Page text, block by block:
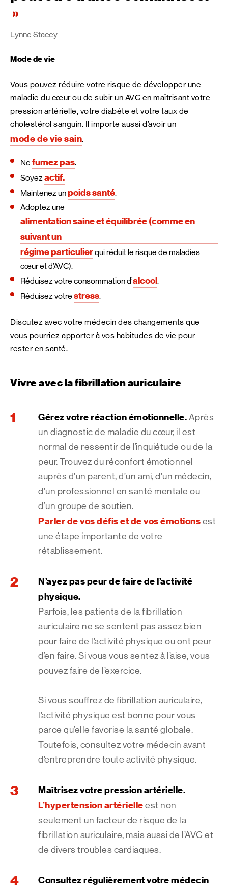
Lynne Stacey
Mode de vie
Vous pouvez réduire votre risque de développer une
maladie du cœur ou de subir un AVC en maîtrisant votre
pression artérielle, votre diabète et votre taux de
cholestérol sanguin. Il importe aussi d’avoir un
mode de vie sain.
Ne fumez pas.
Soyezactif.
Maintenez unpoids santé.
Adoptez une
alimentation saine et équilibrée (comme en
suivant un
régime particulierqui réduit le risque de maladies
cœur et d’AVC).
Réduisez votre consommation d’alcool.
Réduisez votre stress.
Discutez avec votre médecin des changements que
vous pourriez apporter à vos habitudes de vie pour
rester en santé.
Vivre avec la fibrillation auriculaire
Gérez votre réaction émotionnelle. Après
un diagnostic de maladie du cœur, il est
normal de ressentir de l’inquiétude ou de la
peur. Trouvez du réconfort émotionnel
auprès d’un parent, d’un ami, d’un médecin,
d’un professionnel en santé mentale ou
d’un groupe de soutien.
Parler de vos défis et de vos émotions est
une étape importante de votre
rétablissement.
N’ayez pas peur de faire de l’activité
physique.
Parfois, les patients de la fibrillation
auriculaire ne se sentent pas assez bien
pour faire de l’activité physique ou ont peur
d’en faire. Si vous vous sentez à l’aise, vous
pouvez faire de l’exercice.
Si vous souffrez de fibrillation auriculaire,
l’activité physique est bonne pour vous
parce qu’elle favorise la santé globale.
Toutefois, consultez votre médecin avant
d’entreprendre toute activité physique.
Maîtrisez votre pression artérielle.
L’hypertension artérielle est non
seulement un facteur de risque de la
fibrillation auriculaire, mais aussi de l’AVC et
de divers troubles cardiaques.
Consultez régulièrement votre médecin